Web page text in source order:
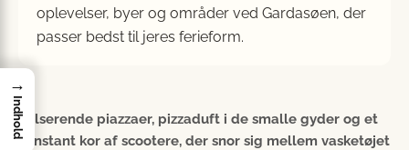
oplevelser, byer og områder ved Gardasøen, der
passer bedst til jeres ferieform.
Pulserende piazzaer, pizzaduft i de smalle gyder og et
konstant kor af scootere, der snor sig mellem vasketøjet
→
Indhold